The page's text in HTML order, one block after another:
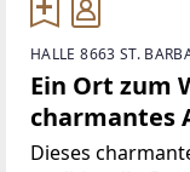
HALLE 8663 ST.
Ein Ort zum
charmantes
Dieses